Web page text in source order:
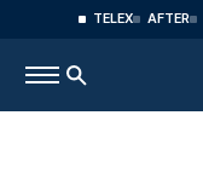
TELEX AFTER